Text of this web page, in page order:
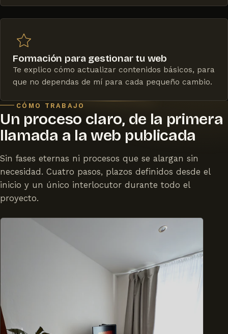
Formación para gestionar tu web
Te explico cómo actualizar contenidos básicos, para
que no dependas de mí para cada pequeño cambio.
CÓMO TRABAJO
Un proceso claro, de la primera
llamada a la web publicada
Sin fases eternas ni procesos que se alargan sin
necesidad. Cuatro pasos, plazos definidos desde el
inicio y un único interlocutor durante todo el
proyecto.